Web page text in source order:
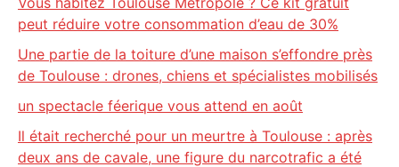
peut réduire votre consommation d’eau de 30%
Une partie de la toiture d’une maison s’effondre près
de Toulouse : drones, chiens et spécialistes mobilisés
un spectacle féerique vous attend en août
Il était recherché pour un meurtre à Toulouse : après
deux ans de cavale, une figure du narcotrafic a été